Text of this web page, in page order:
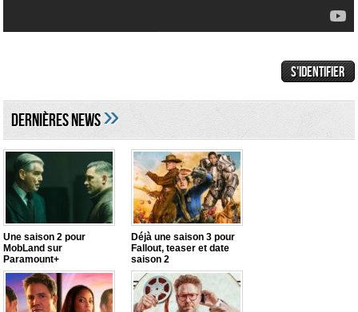
DERNIÈRES NEWS»
Une saison 2 pour
MobLand sur
Paramount+
Déjà une saison 3 pour
Fallout, teaser et date
saison 2